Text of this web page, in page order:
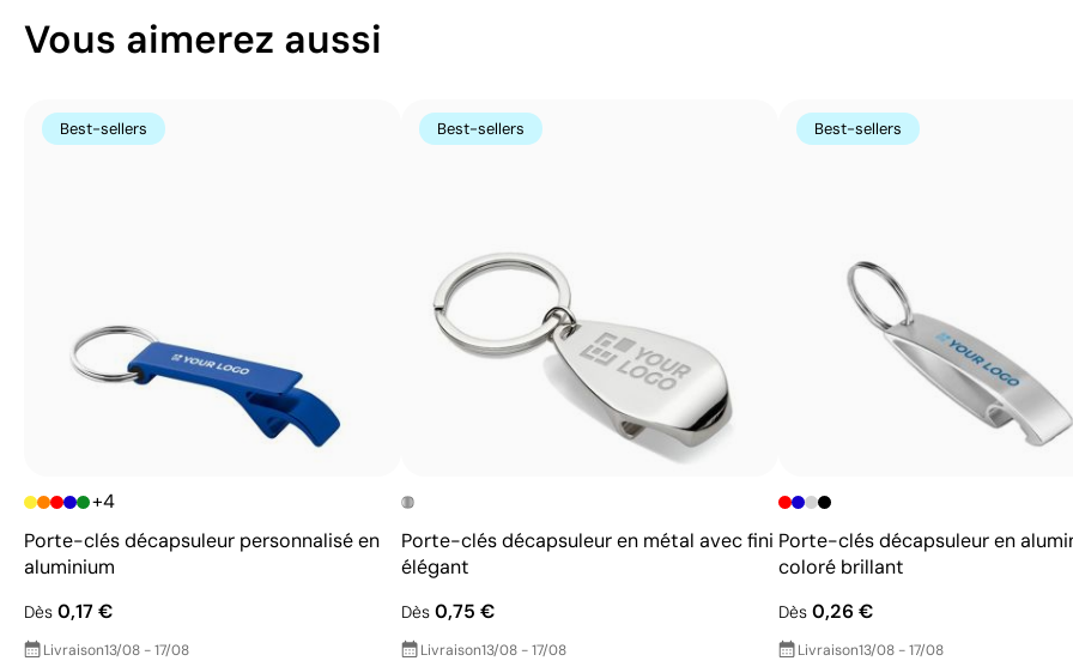
Permet l’impression sur surfaces incurvées et
Vous aimerez aussi
Best-sellers
+4
Porte-clés décapsuleur personnalisé en
aluminium
Dès 0,17 €
Livraison13/08 - 17/08
Best-sellers
Porte-clés décapsuleur en métal avec fini
élégant
Dès0,75 €
Livraison13/08 - 17/08
Best-sellers
Porte-clés décapsuleur en
coloré brillant
Dès0,26 €
Livraison13/08 - 17/08